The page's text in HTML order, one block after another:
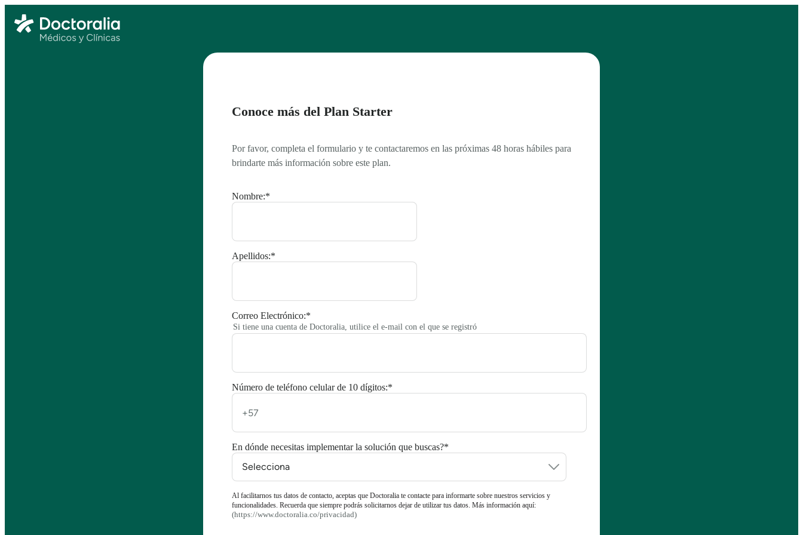
Conoce más del Plan Starter
Por favor, completa el formulario y te contactaremos en las próximas 48 horas hábiles para
brindarte más información sobre este plan.
Nombre:*
Apellidos:*
Correo Electrónico:*
Si tiene una cuenta de Doctoralia, utilice el e-mail con el que se registró
Número de teléfono celular de 10 dígitos:*
En dónde necesitas implementar la solución que buscas?*
Al facilitarnos tus datos de contacto, aceptas que Doctoralia te contacte para informarte sobre nuestros servicios y
funcionalidades. Recuerda que siempre podrás solicitarnos dejar de utilizar tus datos. Más información aquí:
(https://www.doctoralia.co/privacidad)